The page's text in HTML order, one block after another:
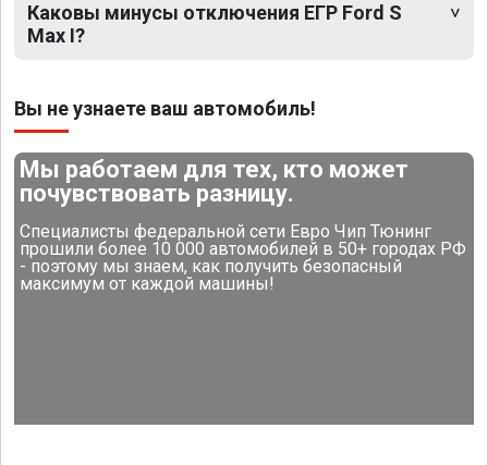
Каковы минусы отключения ЕГР Ford S
Max I?
Вы не узнаете ваш автомобиль!
Мы работаем для тех, кто может
почувствовать разницу.
Специалисты федеральной сети Евро Чип Тюнинг
прошили более 10 000 автомобилей в 50+ городах РФ
- поэтому мы знаем, как получить безопасный
максимум от каждой машины!